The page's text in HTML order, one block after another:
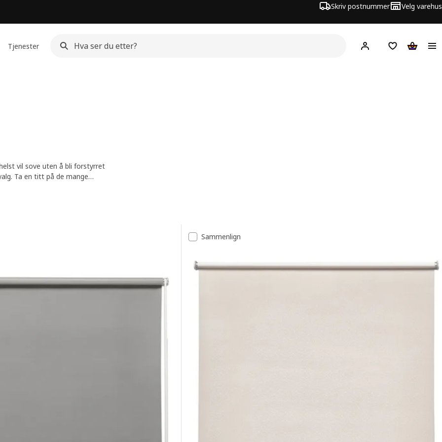
Skriv postnummer Velg varehus
Tjenester Hej! Logg innHuskeliste
vil sove uten å bli forstyrret
Ta en titt på de mange
Sammenlign